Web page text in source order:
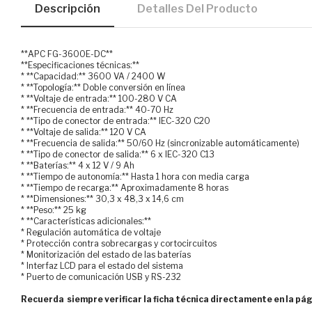
Descripción Detalles Del Producto
**APC FG-3600E-DC**
**Especificaciones técnicas:**
* **Capacidad:** 3600 VA / 2400 W
* **Topología:** Doble conversión en línea
* **Voltaje de entrada:** 100-280 V CA
* **Frecuencia de entrada:** 40-70 Hz
* **Tipo de conector de entrada:** IEC-320 C20
* **Voltaje de salida:** 120 V CA
* **Frecuencia de salida:** 50/60 Hz (sincronizable automáticamente)
* **Tipo de conector de salida:** 6 x IEC-320 C13
* **Baterías:** 4 x 12 V / 9 Ah
* **Tiempo de autonomía:** Hasta 1 hora con media carga
* **Tiempo de recarga:** Aproximadamente 8 horas
* **Dimensiones:** 30,3 x 48,3 x 14,6 cm
* **Peso:** 25 kg
* **Características adicionales:**
* Regulación automática de voltaje
* Protección contra sobrecargas y cortocircuitos
* Monitorización del estado de las baterías
* Interfaz LCD para el estado del sistema
* Puerto de comunicación USB y RS-232
Recuerda siempre verificar la ficha técnica directamente en la